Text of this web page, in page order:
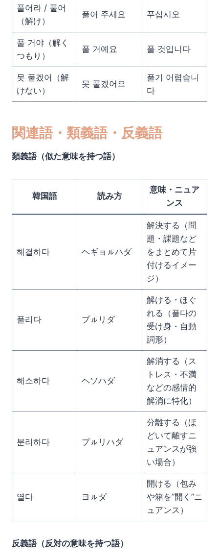
풀어라 / 풀어
（解け）
풀어 주세요 푸십시오
풀 거야（解く
つもり）
풀 거예요 풀 것입니다
못 풀겠어（解
けない）
못 풀겠어요
풀기 어렵습니
다
関連語・類義語・反義語
類義語（似た意味を持つ語）
韓国語 読み方
意味・ニュア
ンス
해결하다 ヘギョㇽハダ
解決する（問
題・課題など
をまとめて片
付けるイメー
ジ）
풀리다 プㇽリダ
解ける・ほぐ
れる（풀다の
受け身・自動
詞形）
해소하다 ヘソハダ
解消する（ス
トレス・不満
などの感情的
解消に特化）
분리하다 プㇽリハダ
分離する（ほ
どいて離すニ
ュアンスが強
い場合）
열다 ヨㇽダ
開ける（包み
や箱を”開く”ニ
ュアンス）
反義語（反対の意味を持つ語）